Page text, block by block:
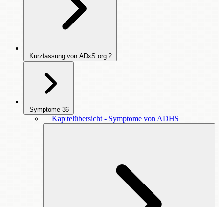
Kurzfassung von ADxS.org 2
Symptome 36
Kapitelübersicht - Symptome von ADHS